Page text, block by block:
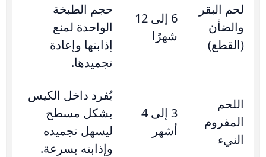
لحم البقر
والضأن
(القطع)
6 إلى 12
شهرًا
حجم الطبخة
الواحدة لمنع
إذابتها وإعادة
تجميدها.
اللحم
المفروم
النيء
3 إلى 4
أشهر
يُفرد داخل الكيس
بشكل مسطح
ليسهل تجميده
وإذابته بسرعة.